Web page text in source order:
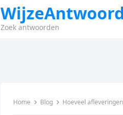
Zoek antwoorden
Home Blog Hoeveel